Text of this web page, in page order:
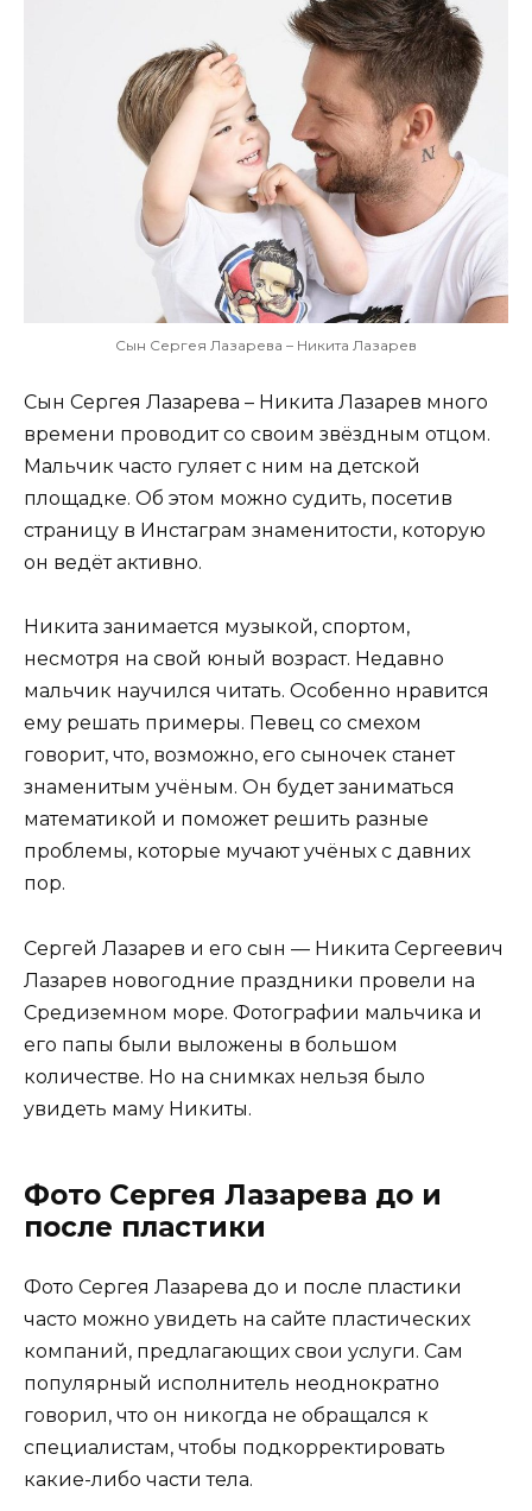
Сын Сергея Лазарева – Никита Лазарев
Сын Сергея Лазарева – Никита Лазарев много
времени проводит со своим звёздным отцом.
Мальчик часто гуляет с ним на детской
площадке. Об этом можно судить, посетив
страницу в Инстаграм знаменитости, которую
он ведёт активно.
Никита занимается музыкой, спортом,
несмотря на свой юный возраст. Недавно
мальчик научился читать. Особенно нравится
ему решать примеры. Певец со смехом
говорит, что, возможно, его сыночек станет
знаменитым учёным. Он будет заниматься
математикой и поможет решить разные
проблемы, которые мучают учёных с давних
пор.
Сергей Лазарев и его сын — Никита Сергеевич
Лазарев новогодние праздники провели на
Средиземном море. Фотографии мальчика и
его папы были выложены в большом
количестве. Но на снимках нельзя было
увидеть маму Никиты.
Фото Сергея Лазарева до и
после пластики
Фото Сергея Лазарева до и после пластики
часто можно увидеть на сайте пластических
компаний, предлагающих свои услуги. Сам
популярный исполнитель неоднократно
говорил, что он никогда не обращался к
специалистам, чтобы подкорректировать
какие-либо части тела.